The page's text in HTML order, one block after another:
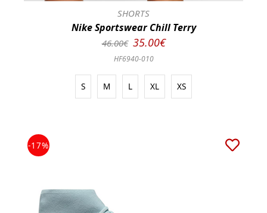
SHORTS
Nike Sportswear Chill Terry
46.00€ 35.00€
HF6940-010
S M L XL XS
-17%